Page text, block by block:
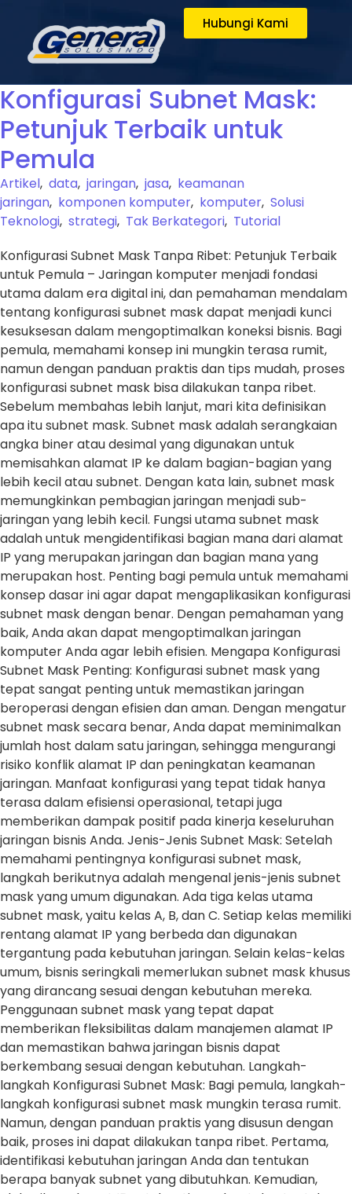
Hubungi Kami
Konfigurasi Subnet Mask:
Petunjuk Terbaik untuk
Pemula
Artikel, data, jaringan, jasa, keamanan
jaringan, komponen komputer, komputer, Solusi
Teknologi, strategi, Tak Berkategori, Tutorial
Konfigurasi Subnet Mask Tanpa Ribet: Petunjuk Terbaik
untuk Pemula – Jaringan komputer menjadi fondasi
utama dalam era digital ini, dan pemahaman mendalam
tentang konfigurasi subnet mask dapat menjadi kunci
kesuksesan dalam mengoptimalkan koneksi bisnis. Bagi
pemula, memahami konsep ini mungkin terasa rumit,
namun dengan panduan praktis dan tips mudah, proses
konfigurasi subnet mask bisa dilakukan tanpa ribet.
Sebelum membahas lebih lanjut, mari kita definisikan
apa itu subnet mask. Subnet mask adalah serangkaian
angka biner atau desimal yang digunakan untuk
memisahkan alamat IP ke dalam bagian-bagian yang
lebih kecil atau subnet. Dengan kata lain, subnet mask
memungkinkan pembagian jaringan menjadi sub-
jaringan yang lebih kecil. Fungsi utama subnet mask
adalah untuk mengidentifikasi bagian mana dari alamat
IP yang merupakan jaringan dan bagian mana yang
merupakan host. Penting bagi pemula untuk memahami
konsep dasar ini agar dapat mengaplikasikan konfigurasi
subnet mask dengan benar. Dengan pemahaman yang
baik, Anda akan dapat mengoptimalkan jaringan
komputer Anda agar lebih efisien. Mengapa Konfigurasi
Subnet Mask Penting: Konfigurasi subnet mask yang
tepat sangat penting untuk memastikan jaringan
beroperasi dengan efisien dan aman. Dengan mengatur
subnet mask secara benar, Anda dapat meminimalkan
jumlah host dalam satu jaringan, sehingga mengurangi
risiko konflik alamat IP dan peningkatan keamanan
jaringan. Manfaat konfigurasi yang tepat tidak hanya
terasa dalam efisiensi operasional, tetapi juga
memberikan dampak positif pada kinerja keseluruhan
jaringan bisnis Anda. Jenis-Jenis Subnet Mask: Setelah
memahami pentingnya konfigurasi subnet mask,
langkah berikutnya adalah mengenal jenis-jenis subnet
mask yang umum digunakan. Ada tiga kelas utama
subnet mask, yaitu kelas A, B, dan C. Setiap kelas memiliki
rentang alamat IP yang berbeda dan digunakan
tergantung pada kebutuhan jaringan. Selain kelas-kelas
umum, bisnis seringkali memerlukan subnet mask khusus
yang dirancang sesuai dengan kebutuhan mereka.
Penggunaan subnet mask yang tepat dapat
memberikan fleksibilitas dalam manajemen alamat IP
dan memastikan bahwa jaringan bisnis dapat
berkembang sesuai dengan kebutuhan. Langkah-
langkah Konfigurasi Subnet Mask: Bagi pemula, langkah-
langkah konfigurasi subnet mask mungkin terasa rumit.
Namun, dengan panduan praktis yang disusun dengan
baik, proses ini dapat dilakukan tanpa ribet. Pertama,
identifikasi kebutuhan jaringan Anda dan tentukan
berapa banyak subnet yang dibutuhkan. Kemudian,